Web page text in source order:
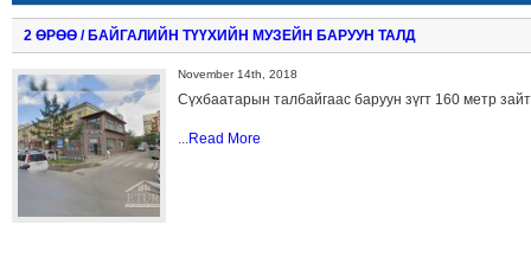
2 ӨРӨӨ / БАЙГАЛИЙН ТҮҮХИЙН МУЗЕЙН БАРУУН ТАЛД
November 14th, 2018
Сүхбаатарын талбайгаас баруун зүгт 160 метр
...Read More